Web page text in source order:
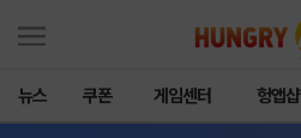
뉴스 쿠폰 게임센터 헝앱샵